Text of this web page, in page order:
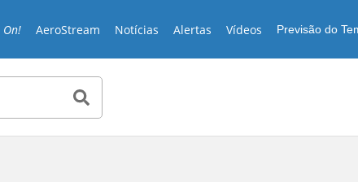
On! AeroStream Notícias Alertas Vídeos Previsão do